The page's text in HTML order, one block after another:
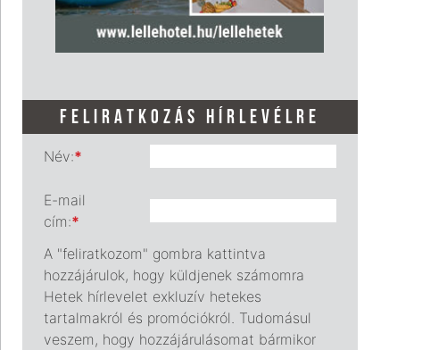
FELIRATKOZÁS HÍRLEVÉLRE
Név:*
E-mail
cím:*
A "feliratkozom" gombra kattintva
hozzájárulok, hogy küldjenek számomra
Hetek hírlevelet exkluzív hetekes
tartalmakról és promóciókról. Tudomásul
veszem, hogy hozzájárulásomat bármikor